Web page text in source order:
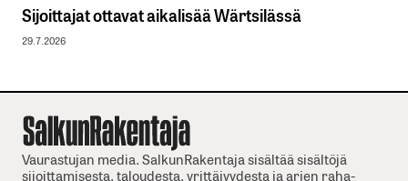
Sijoittajat ottavat aikalisää Wärtsilässä
29.7.2026
Vaurastujan media. SalkunRakentaja sisältää sisältöjä
sijoittamisesta, taloudesta, yrittäjyydesta ja arjen raha-